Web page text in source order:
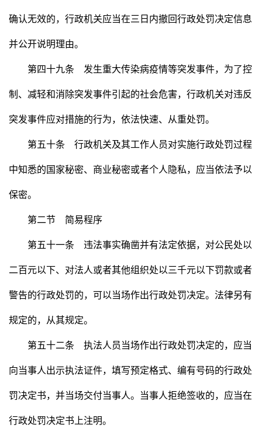
确认无效的，行政机关应当在三日内撤回行政处罚决定信息
并公开说明理由。
第四十九条 发生重大传染病疫情等突发事件，为了控
制、减轻和消除突发事件引起的社会危害，行政机关对违反
突发事件应对措施的行为，依法快速、从重处罚。
第五十条 行政机关及其工作人员对实施行政处罚过程
中知悉的国家秘密、商业秘密或者个人隐私，应当依法予以
保密。
第二节 简易程序
第五十一条 违法事实确凿并有法定依据，对公民处以
二百元以下、对法人或者其他组织处以三千元以下罚款或者
警告的行政处罚的，可以当场作出行政处罚决定。法律另有
规定的，从其规定。
第五十二条 执法人员当场作出行政处罚决定的，应当
向当事人出示执法证件，填写预定格式、编有号码的行政处
罚决定书，并当场交付当事人。当事人拒绝签收的，应当在
行政处罚决定书上注明。